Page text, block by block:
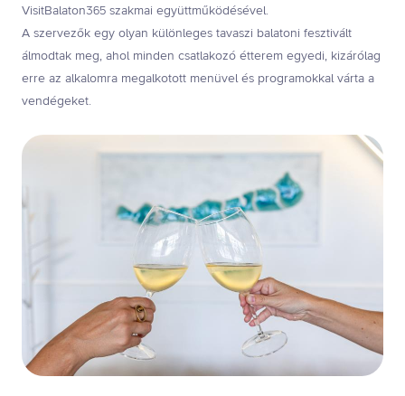
VisitBalaton365 szakmai együttműködésével.
A szervezők egy olyan különleges tavaszi balatoni fesztivált
álmodtak meg, ahol minden csatlakozó étterem egyedi, kizárólag
erre az alkalomra megalkotott menüvel és programokkal várta a
vendégeket.